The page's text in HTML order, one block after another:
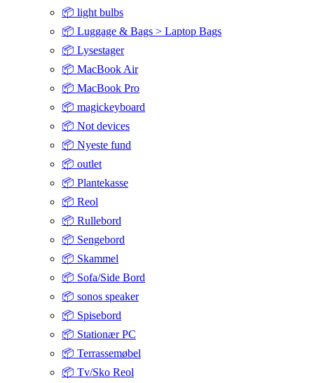
📦 light bulbs
📦 Luggage & Bags > Laptop Bags
📦 Lysestager
📦 MacBook Air
📦 MacBook Pro
📦 magickeyboard
📦 Not devices
📦 Nyeste fund
📦 outlet
📦 Plantekasse
📦 Reol
📦 Rullebord
📦 Sengebord
📦 Skammel
📦 Sofa/Side Bord
📦 sonos speaker
📦 Spisebord
📦 Stationær PC
📦 Terrassemøbel
📦 Tv/Sko Reol